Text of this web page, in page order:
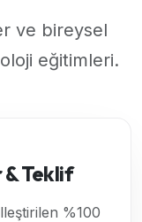
ve bireysel
eğitimleri.
Teklif
%100